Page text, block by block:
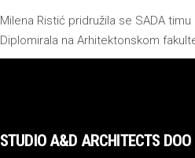
Milena Ristić pridružila se SADA
Diplomirala na Arhitektonskom
STUDIO A&D ARCHITECTS DOO